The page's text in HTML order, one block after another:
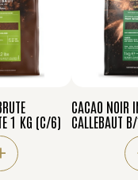
1 KG (C/6)
CACAO NOIR
CALLEBAUT